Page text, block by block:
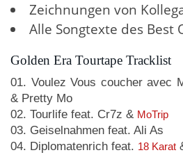
Zeichnungen von
Alle Songtexte des Best
Golden Era Tourtape Tracklist
01. Voulez Vous coucher avec
& Pretty Mo
02. Tourlife feat. Cr7z & MoTrip
03. Geiselnahmen feat. Ali As
04. Diplomatenrich feat. 18 Karat